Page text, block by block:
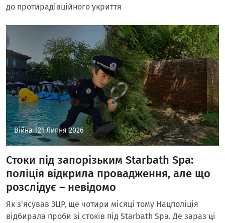
до протирадіаційного укриття
Війна |21 Липня 2026
Стоки під запорізьким Starbath Spa:
поліція відкрила провадження, але що
розслідує – невідомо
Як з’ясував ЗЦР, ще чотири місяці тому Нацполіція
відбирала проби зі стоків під Starbath Spa. Де зараз ці